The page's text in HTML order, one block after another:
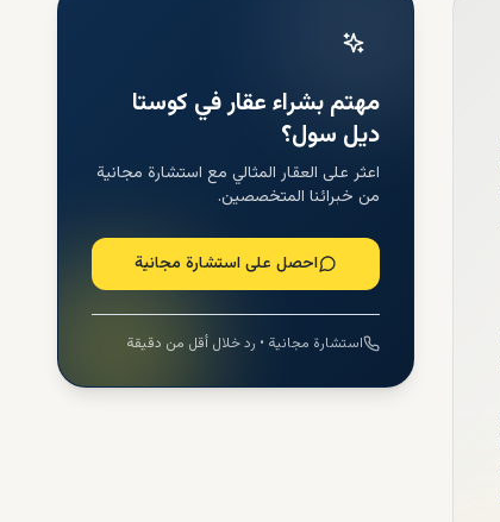
مهتم بشراء عقار في كوستا
ديل سول؟
اعثر على العقار المثالي مع استشارة مجانية
من خبرائنا المتخصصين.
احصل على استشارة مجانية
استشارة مجانية • رد خلال أقل من دقيقة